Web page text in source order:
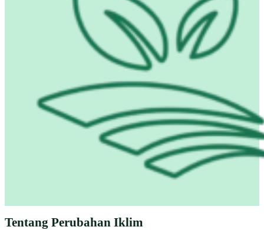
Tentang Perubahan Iklim